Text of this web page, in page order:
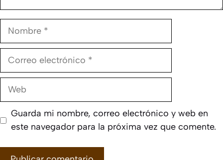
Nombre
Correo
Web
Guarda mi nombre, correo electrónico y web en
este navegador para la próxima vez que comente.